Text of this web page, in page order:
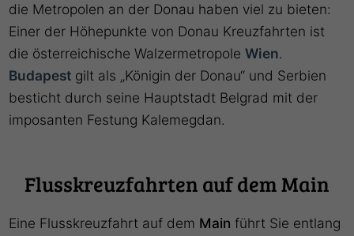
die Metropolen an der Donau haben viel zu bieten:
Einer der Höhepunkte von Donau Kreuzfahrten ist
die österreichische WalzermetropoleWien.
Budapest gilt als „Königin der Donau“ und Serbien
besticht durch seine Hauptstadt Belgrad mit der
imposanten Festung Kalemegdan.
Flusskreuzfahrten auf dem Main
Eine Flusskreuzfahrt auf dem Main führt Sie entlang